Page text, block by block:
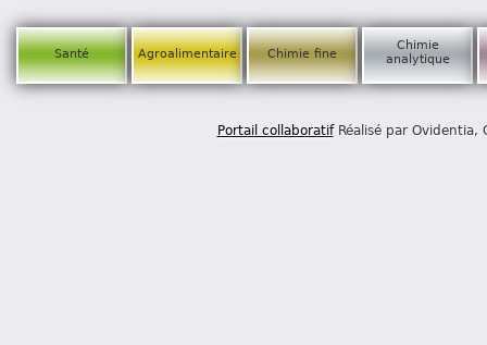
Santé Agroalimentaire Chimie fine
Chimie
analytique
Portail collaboratifRéalisé par Ovidentia,